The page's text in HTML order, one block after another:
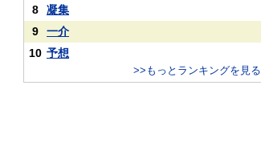
8
凝集
9
一介
10 予想
>>もっとランキングを見る